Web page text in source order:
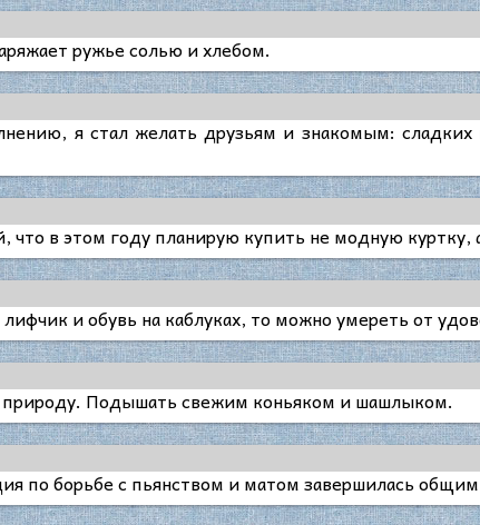
ружье солью и хлебом.
я стал желать друзьям и знакомым:
что в этом году планирую купить не модную куртку,
и обувь на каблуках, то можно умереть от
природу. Подышать свежим коньяком и шашлыком.
по борьбе с пьянством и матом завершилась